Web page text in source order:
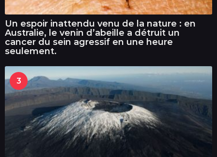
Un espoir inattendu venu de la nature : en
Australie, le venin d’abeille a détruit un
cancer du sein agressif en une heure
seulement.
3